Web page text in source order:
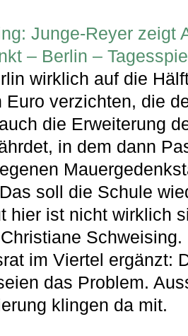
Junge-Reyer zeigt
– Berlin –
wirklich auf die
Euro verzichten, die
die Erweiterung
in dem dann
soll die Schule
hier ist nicht wirklich
im Viertel ergänzt:
das Problem.
klingen da mit.